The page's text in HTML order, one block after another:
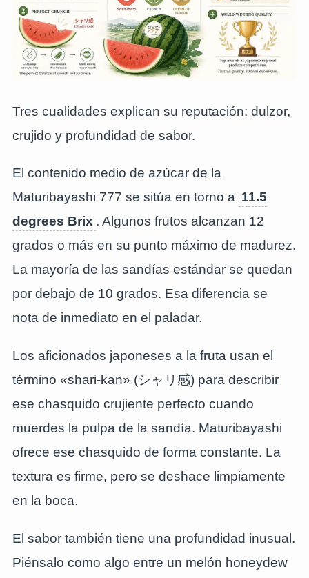
Tres cualidades explican su reputación: dulzor,
crujido y profundidad de sabor.
El contenido medio de azúcar de la
Maturibayashi 777 se sitúa en torno a 11.5
degrees Brix . Algunos frutos alcanzan 12
grados o más en su punto máximo de madurez.
La mayoría de las sandías estándar se quedan
por debajo de 10 grados. Esa diferencia se
nota de inmediato en el paladar.
Los aficionados japoneses a la fruta usan el
término «shari-kan» (シャリ感) para describir
ese chasquido crujiente perfecto cuando
muerdes la pulpa de la sandía. Maturibayashi
ofrece ese chasquido de forma constante. La
textura es firme, pero se deshace limpiamente
en la boca.
El sabor también tiene una profundidad inusual.
Piénsalo como algo entre un melón honeydew